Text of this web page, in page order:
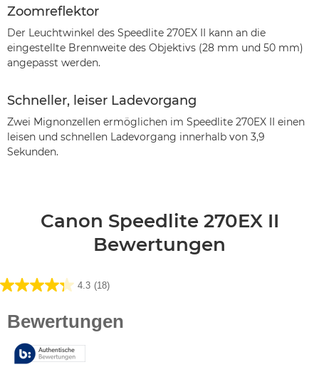
Zoomreflektor
Der Leuchtwinkel des Speedlite 270EX II kann an die
eingestellte Brennweite des Objektivs (28 mm und 50 mm)
angepasst werden.
Schneller, leiser Ladevorgang
Zwei Mignonzellen ermöglichen im Speedlite 270EX II einen
leisen und schnellen Ladevorgang innerhalb von 3,9
Sekunden.
Canon Speedlite 270EX II
Bewertungen
4.3 (18)
4.3
Bewertungen